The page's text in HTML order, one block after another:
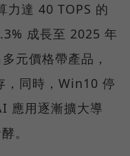
力達 40 TOPS 的
成長至 2025 年
元價格帶產品，
，同時，Win10 停
應用逐漸擴大導
。